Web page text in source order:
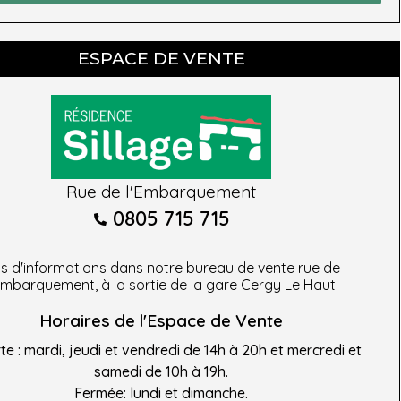
ESPACE DE VENTE
Rue de l'Embarquement
0805 715 715
d'informations dans notre bureau de vente rue de
à la sortie de la gare Cergy Le Haut
Horaires de l'Espace de Vente
: mardi, jeudi et vendredi de 14h à 20h et mercredi et
samedi de 10h à 19h.
Fermée: lundi et dimanche.